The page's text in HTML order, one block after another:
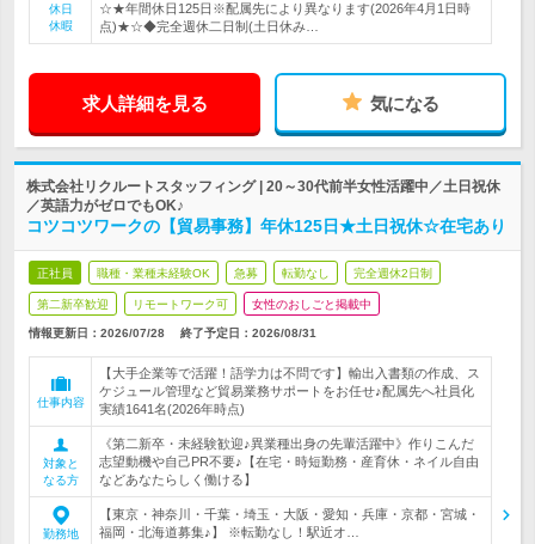
休日
休暇
☆★年間休日125日※配属先により異なります(2026年4月1日時
点)★☆◆完全週休二日制(土日休み…
求人詳細を見る 気になる
株式会社リクルートスタッフィング | 20～30代前半女性活躍中／土日祝休
／英語力がゼロでもOK♪
コツコツワークの【貿易事務】年休125日★土日祝休☆在宅あり
正社員 職種・業種未経験OK 急募 転勤なし 完全週休2日制
第二新卒歓迎 リモートワーク可 女性のおしごと掲載中
情報更新日：2026/07/28 終了予定日： 2026/08/31
仕事内容
【大手企業等で活躍！語学力は不問です】輸出入書類の作成、ス
ケジュール管理など貿易業務サポートをお任せ♪配属先へ社員化
実績1641名(2026年時点)
対象と
なる方
《第二新卒・未経験歓迎♪異業種出身の先輩活躍中》作りこんだ
志望動機や自己PR不要♪【在宅・時短勤務・産育休・ネイル自由
などあなたらしく働ける】
勤務地
【東京・神奈川・千葉・埼玉・大阪・愛知・兵庫・京都・宮城・
福岡・北海道募集♪】 ※転勤なし！駅近オ…